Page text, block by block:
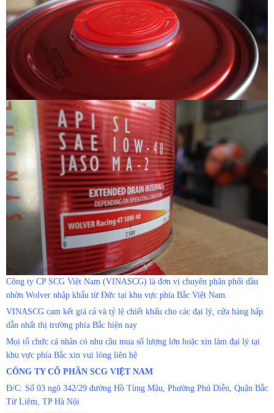
Công ty CP SCG Việt Nam (VINASCG) là đơn vị chuyên phân phối dầu
nhờn Wolver nhập khẩu từ Đức tại khu vực phía Bắc Việt Nam.
VINASCG cam kết giá cả và tỷ lệ chiết khấu cho các đại lý, cửa hàng hấp
dẫn nhất thị trường phía Bắc hiện nay
Mọi tổ chức cá nhân có nhu cầu mua số lượng lớn hoặc xin làm đại lý tại
khu vực phía Bắc xin vui lòng liên hệ
CÔNG TY CỔ PHẦN SCG VIỆT NAM
Đ/C: Số 03 ngõ 342/29 đường Hồ Tùng Mậu, Phường Phú Diễn, Quận Bắc
Từ Liêm, TP Hà Nội